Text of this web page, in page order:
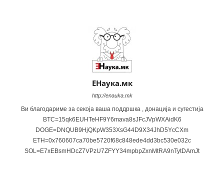
ЕНаука.мк
http://enauka.mk
Ви благодариме за секоја ваша поддршка , донација и сугестија
BTC=15qk6EUHTeHF9Y6mava8sJFcJVpWXAidK6
DOGE=DNQUB9HjQKpW353XsG44D9X34JhD5YcCXm
ETH=0x760607ca70be5720f68c848ede4dd3bc530e032c
SOL=E7xEBsmHDcZ7VPzU7ZFYY34mpbpZxnMtRA9nTytDAmJt